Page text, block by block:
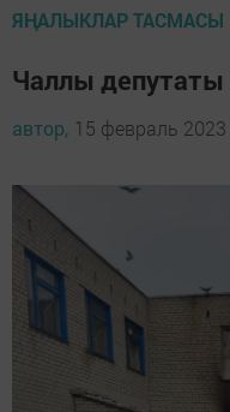
ЯҢАЛЫКЛАР ТАСМАСЫ
Чаллы депутаты
автор, 15 февраль 2023